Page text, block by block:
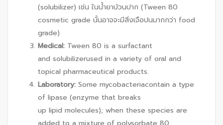
(solubilizer) เช่น ในน้ำยาบ้วนปาก (Tween 80
cosmetic grade นั้นอาจจะมีสิ่งเจือปนมากกว่า food
grade)
Medical: Tween 80 is a surfactant
and solubilizerused in a variety of oral and
topical pharmaceutical products.
Laboratory: Some mycobacteriacontain a type
of lipase (enzyme that breaks
up lipid molecules); when these species are